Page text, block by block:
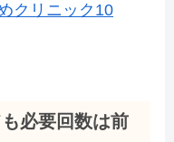
クリニック10
必要回数は前